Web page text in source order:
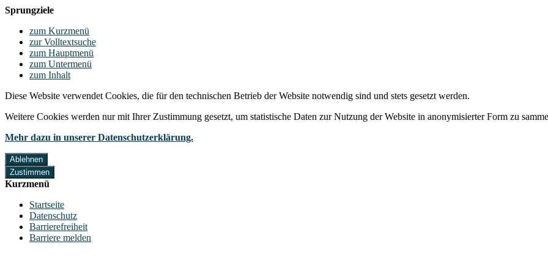
Sprungziele
zum Kurzmenü
zur Volltextsuche
zum Hauptmenü
zum Untermenü
zum Inhalt
Diese Website verwendet Cookies, die für den technischen Betrieb der Website notwendig sind und stets gesetzt werden.
Weitere Cookies werden nur mit Ihrer Zustimmung gesetzt, um statistische Daten zur Nutzung der Website in anonymisierter Form zu
Mehr dazu in unserer Datenschutzerklärung.
Ablehnen
Zustimmen
Kurzmenü
Startseite
Datenschutz
Barrierefreiheit
Barriere melden